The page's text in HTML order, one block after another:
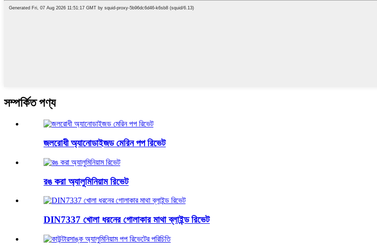
সম্পর্কিত পণ্য
জলরোধী অ্যানোডাইজড মেরিন পপ রিভেট
রঙ করা অ্যালুমিনিয়াম রিভেট
DIN7337 খোলা ধরনের গোলাকার মাথা ব্লাইন্ড রিভেট